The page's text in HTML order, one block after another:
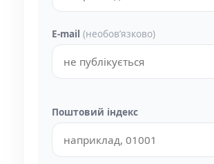
E-mail (необовʼязково)
Поштовий індекс